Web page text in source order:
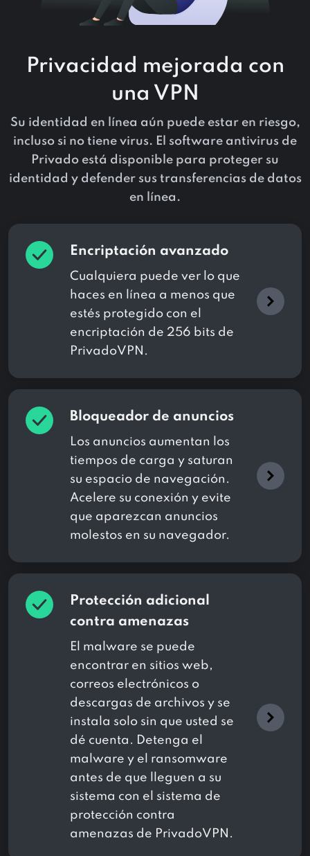
Privacidad mejorada con
una VPN
Su identidad en línea aún puede estar en riesgo,
incluso si no tiene virus. El software antivirus de
Privado está disponible para proteger su
identidad y defender sus transferencias de datos
en línea.
Encriptación avanzado
Cualquiera puede ver lo que
haces en línea a menos que
estés protegido con el
encriptación de 256 bits de
PrivadoVPN.
Bloqueador de anuncios
Los anuncios aumentan los
tiempos de carga y saturan
su espacio de navegación.
Acelere su conexión y evite
que aparezcan anuncios
molestos en su navegador.
Protección adicional
contra amenazas
El malware se puede
encontrar en sitios web,
correos electrónicos o
descargas de archivos y se
instala solo sin que usted se
dé cuenta. Detenga el
malware y el ransomware
antes de que lleguen a su
sistema con el sistema de
protección contra
amenazas de PrivadoVPN.